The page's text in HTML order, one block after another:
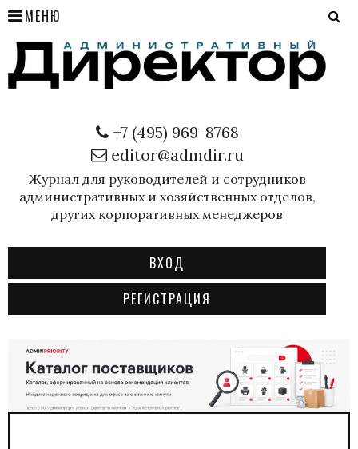
МЕНЮ
+7 (495) 969-8768
editor@admdir.ru
Журнал для руководителей и сотрудников
административных и хозяйственных отделов,
других корпоративных менеджеров
ВХОД
РЕГИСТРАЦИЯ